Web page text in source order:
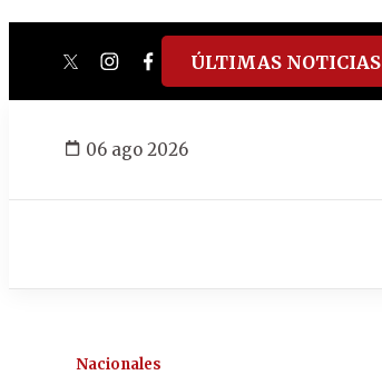
twitterinstagram
facebook
tiktokyoutube
spotify
ÚLTIMAS NOTICIAS
06 ago 2026
Nacionales